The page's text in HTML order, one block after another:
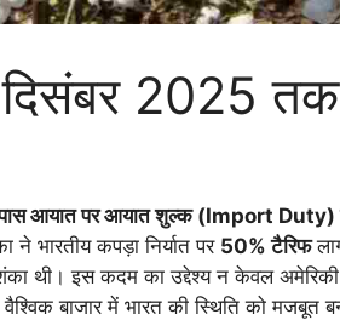
2025 तक
आयात पर आयात शुल्क (Import
भारतीय कपड़ा निर्यात पर 50% टैरिफ
थी। इस कदम का उद्देश्य न केवल
बाजार में भारत की स्थिति को मजबूत